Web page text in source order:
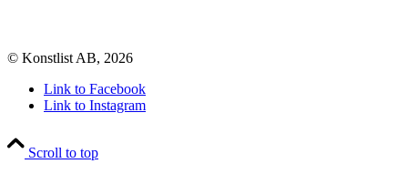
© Konstlist AB, 2026
Link to Facebook
Link to Instagram
Scroll to top